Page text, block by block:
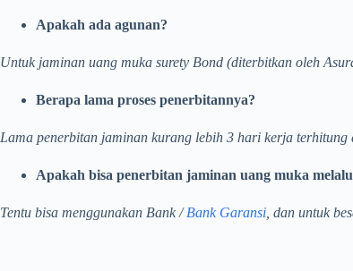
Apakah ada agunan?
Untuk jaminan uang muka surety Bond (diterbitkan oleh
Berapa lama proses penerbitannya?
Lama penerbitan jaminan kurang lebih 3 hari kerja
Apakah bisa penerbitan jaminan uang muka
Tentu bisa menggunakan Bank /Bank Garansi , dan untuk